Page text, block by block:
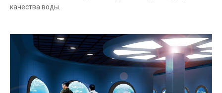
качества воды.